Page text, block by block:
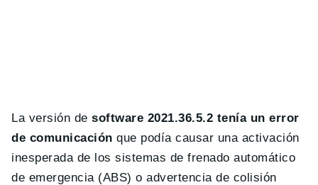
La versión desoftware 2021.36.5.2 tenía un error
de comunicación que podía causar una activación
inesperada de los sistemas de frenado automático
de emergencia (ABS) o advertencia de colisión